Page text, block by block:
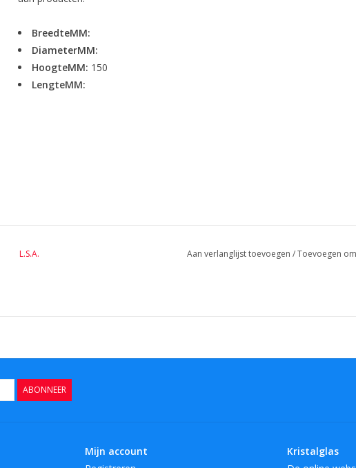
BreedteMM:
DiameterMM:
HoogteMM: 150
LengteMM:
L.S.A. Aan verlanglijst toevoegen /Toevoegen
ABONNEER
Mijn account
Kristalglas